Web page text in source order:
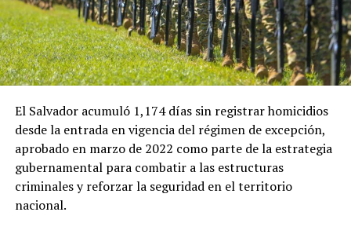
El Salvador acumuló 1,174 días sin registrar homicidios
desde la entrada en vigencia del régimen de excepción,
aprobado en marzo de 2022 como parte de la estrategia
gubernamental para combatir a las estructuras
criminales y reforzar la seguridad en el territorio
nacional.